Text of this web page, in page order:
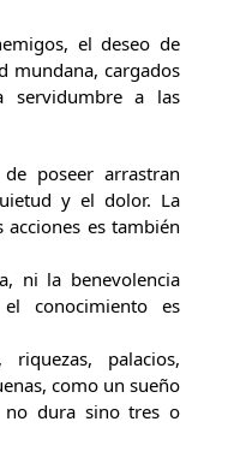
el deseo de
mundana, cargados
servidumbre a las
poseer arrastran
y el dolor. La
es también
ni la benevolencia
conocimiento es
palacios,
como un sueño
no dura sino tres o